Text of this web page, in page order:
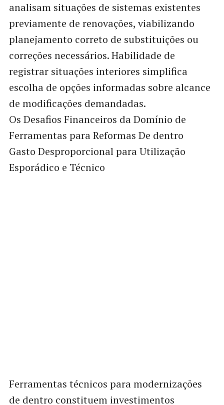
analisam situações de sistemas existentes
previamente de renovações, viabilizando
planejamento correto de substituições ou
correções necessários. Habilidade de
registrar situações interiores simplifica
escolha de opções informadas sobre alcance
de modificações demandadas.
Os Desafios Financeiros da Domínio de
Ferramentas para Reformas De dentro
Gasto Desproporcional para Utilização
Esporádico e Técnico
Ferramentas técnicos para modernizações
de dentro constituem investimentos